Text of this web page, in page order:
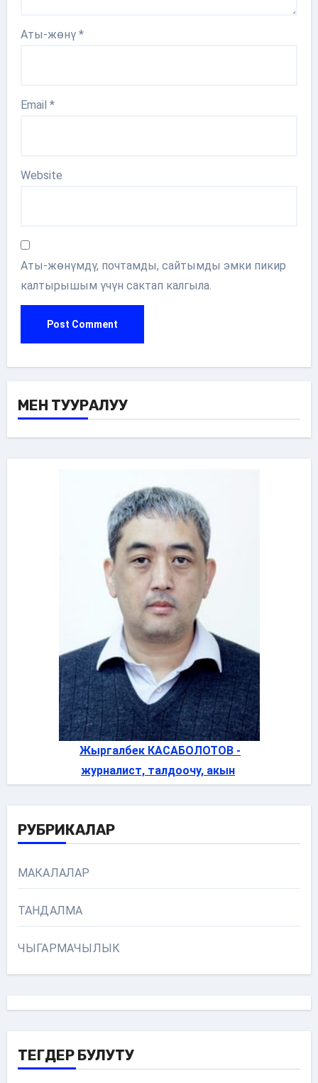
Аты-жөнү*
Email*
Website
Аты-жөнүмдү, почтамды, сайтымды эмки пикир
калтырышым үчүн сактап калгыла.
МЕН ТУУРАЛУУ
Жыргалбек КАСАБОЛОТОВ -
журналист, талдоочу, акын
РУБРИКАЛАР
МАКАЛАЛАР
ТАНДАЛМА
ЧЫГАРМАЧЫЛЫК
ТЕГДЕР БУЛУТУ